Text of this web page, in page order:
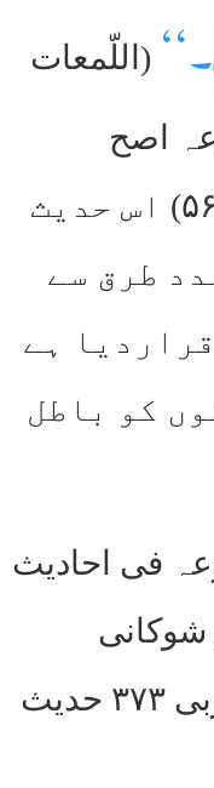
(اللّمعات
اصح
المطابع دہلی صفحہ ۵۶۴) اس حدیث
طرق سے
ہے
کو باطل
فی احادیث
شوکانی
مطبوعہ دار الکتب العربی ۳۷۳ حدیث